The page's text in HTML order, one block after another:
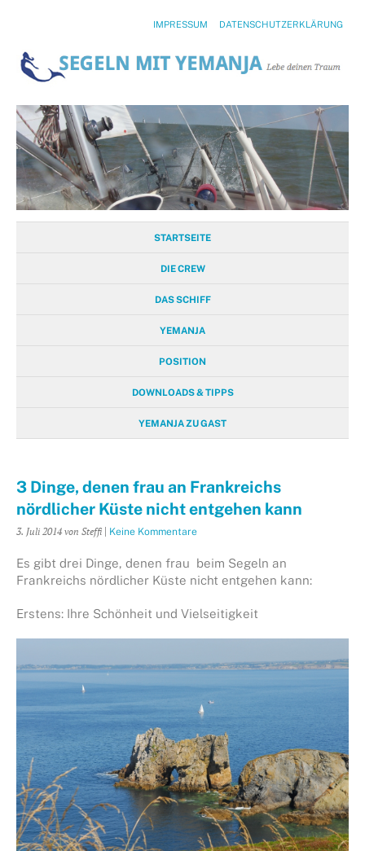
IMPRESSUM DATENSCHUTZERKLÄRUNG
STARTSEITE
DIE CREW
DAS SCHIFF
YEMANJA
POSITION
DOWNLOADS & TIPPS
YEMANJA ZU GAST
3 Dinge, denen frau an Frankreichs
nördlicher Küste nicht entgehen kann
3. Juli 2014von Steffi Keine Kommentare
Es gibt drei Dinge, denen frau beim Segeln an
Frankreichs nördlicher Küste nicht entgehen kann:
Erstens: Ihre Schönheit und Vielseitigkeit